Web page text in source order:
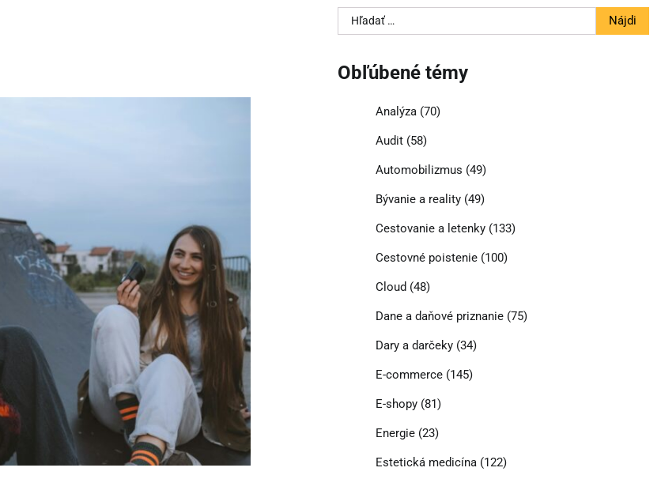
Hľadať:
Obľúbené témy
Analýza(70)
Audit(58)
Automobilizmus (49)
Bývanie a reality(49)
Cestovanie a letenky(133)
Cestovné poistenie(100)
Cloud (48)
Dane a daňové priznanie(75)
Dary a darčeky(34)
E-commerce(145)
E-shopy(81)
Energie(23)
Estetická medicína(122)